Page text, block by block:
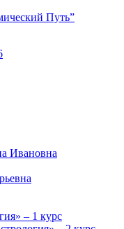
Путь”
Ивановна
– 1 курс